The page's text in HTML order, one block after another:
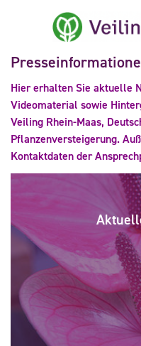
Hier erhalten Sie aktuelle
Videomaterial sowie
Veiling Rhein-Maas,
Pflanzenversteigerung.
Kontaktdaten der